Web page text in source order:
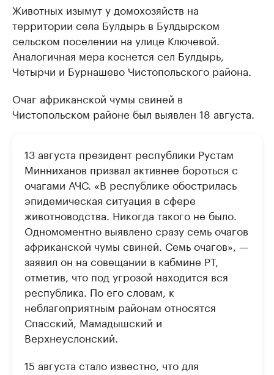
Животных изымут у домохозяйств на
территории села Булдырь в Булдырском
сельском поселении на улице Ключевой.
Аналогичная мера коснется сел Булдырь,
Четырчи и Бурнашево Чистопольского района.
Очаг африканской чумы свиней в
Чистопольском районе был выявлен 18 августа.
13 августа президент республики Рустам
Минниханов призвал активнее бороться с
очагами АЧС. «В республике обострилась
эпидемическая ситуация в сфере
животноводства. Никогда такого не было.
Одномоментно выявлено сразу семь очагов
африканской чумы свиней. Семь очагов», —
заявил он на совещании в кабмине РТ,
отметив, что под угрозой находится вся
республика. По его словам, к
неблагоприятным районам относятся
Спасский, Мамадышский и
Верхнеуслонский.
15 августа стало известно, что для